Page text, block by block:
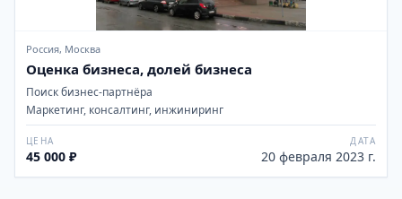
Россия, Москва
Оценка бизнеса, долей бизнеса
Поиск бизнес-партнёра
Маркетинг, консалтинг, инжиниринг
ЦЕНА
45 000 ₽
ДАТА
20 февраля 2023 г.